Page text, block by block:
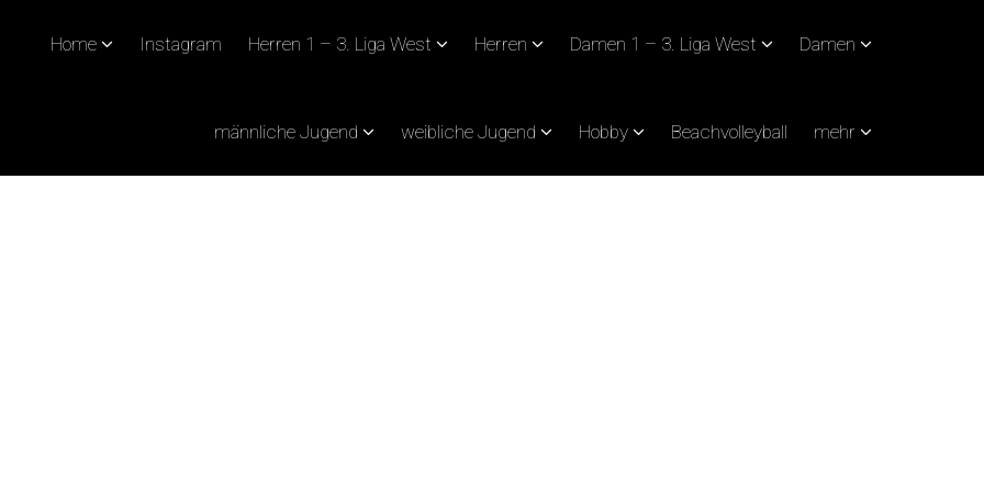
Home Instagram Herren 1 – 3. Liga West Herren Damen 1 – 3. Liga West Damen
männliche Jugend weibliche Jugend Hobby Beachvolleyball mehr